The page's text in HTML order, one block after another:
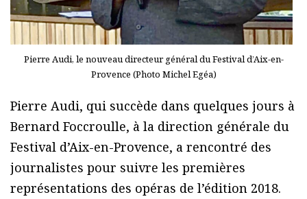
Pierre Audi, le nouveau directeur général du Festival d’Aix-en-
Provence (Photo Michel Egéa)
Pierre Audi, qui succède dans quelques jours à
Bernard Foccroulle, à la direction générale du
Festival d’Aix-en-Provence, a rencontré des
journalistes pour suivre les premières
représentations des opéras de l’édition 2018.